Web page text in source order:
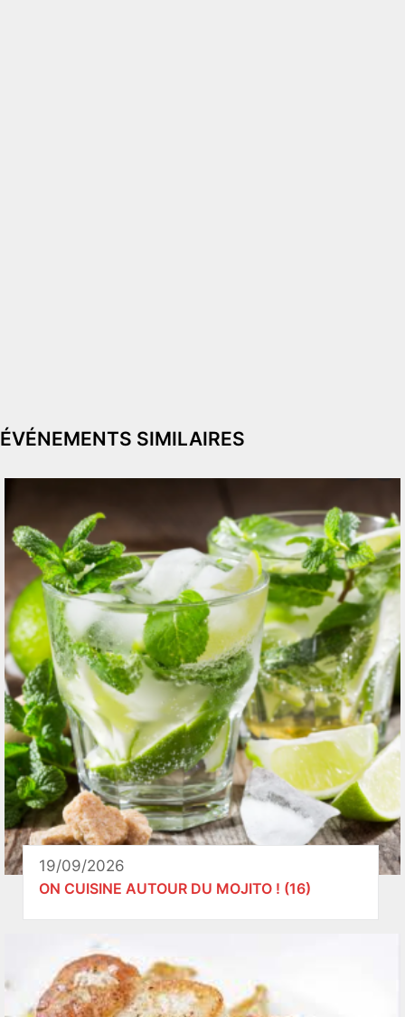
ÉVÉNEMENTS SIMILAIRES
19/09/2026
ON CUISINE AUTOUR DU MOJITO ! (16)